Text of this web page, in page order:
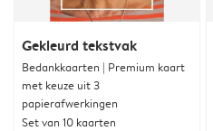
Gekleurd tekstvak
Bedankkaarten | Premium kaart
met keuze uit 3
papierafwerkingen
Set van 10 kaarten